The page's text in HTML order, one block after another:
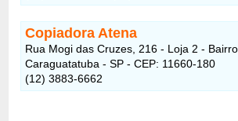
Copiadora Atena
Rua Mogi das Cruzes, 216 - Loja 2 -
Caraguatatuba - SP - CEP: 11660-180
(12) 3883-6662